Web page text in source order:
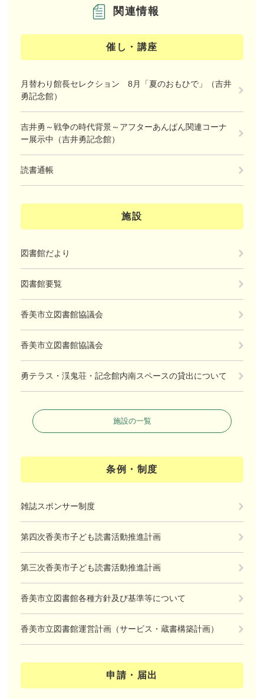
関連情報
催し・講座
月替わり館長セレクション 8月「夏のおもひで」（吉井
勇記念館）
吉井勇～戦争の時代背景～アフターあんぱん関連コーナ
ー展示中（吉井勇記念館）
読書通帳
施設
図書館だより
図書館要覧
香美市立図書館協議会
香美市立図書館協議会
勇テラス・渓鬼荘・記念館内南スペースの貸出について
施設の一覧
条例・制度
雑誌スポンサー制度
第四次香美市子ども読書活動推進計画
第三次香美市子ども読書活動推進計画
香美市立図書館各種方針及び基準等について
香美市立図書館運営計画（サービス・蔵書構築計画）
申請・届出